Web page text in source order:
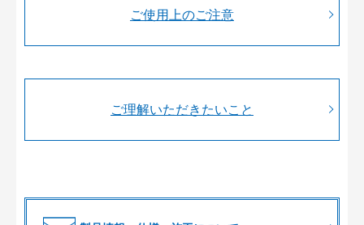
ご使用上のご注意
ご理解いただきたいこと